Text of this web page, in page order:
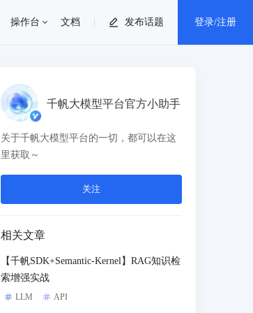
操作台 文档 发布话题 登录/注册
千帆大模型平台官方小助手
关于千帆大模型平台的一切，都可以在这
里获取～
关注
相关文章
【千帆SDK+Semantic-Kernel】RAG知识检
索增强实战
LLM API